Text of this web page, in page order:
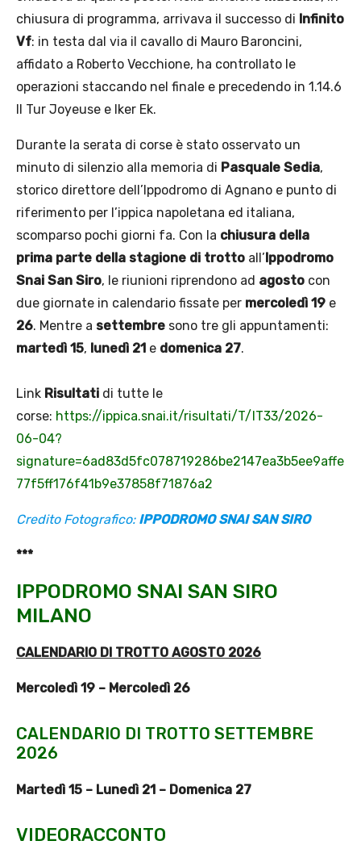
chiusura di programma, arrivava il successo di Infinito
Vf: in testa dal via il cavallo di Mauro Baroncini,
affidato a Roberto Vecchione, ha controllato le
operazioni staccando nel finale e precedendo in 1.14.6
Il Tur Joyeuse e Iker Ek.
Durante la serata di corse è stato osservato un
minuto di silenzio alla memoria di Pasquale Sedia,
storico direttore dell’Ippodromo di Agnano e punto di
riferimento per l’ippica napoletana ed italiana,
scomparso pochi giorni fa. Con la chiusura della
prima parte della stagione di trotto all’Ippodromo
Snai San Siro, le riunioni riprendono ad agosto con
due giornate in calendario fissate per mercoledì 19 e
26. Mentre a settembre sono tre gli appuntamenti:
martedì 15, lunedì 21 e domenica 27.
Link Risultati di tutte le
corse: https://ippica.snai.it/risultati/T/IT33/2026-
06-04?
signature=6ad83d5fc078719286be2147ea3b5ee9affe
77f5ff176f41b9e37858f71876a2
Credito Fotografico: IPPODROMO SNAI SAN SIRO
***
IPPODROMO SNAI SAN SIRO
MILANO
CALENDARIO DI TROTTO AGOSTO 2026
Mercoledì 19 – Mercoledì 26
CALENDARIO DI TROTTO SETTEMBRE
2026
Martedì 15 – Lunedì 21 – Domenica 27
VIDEORACCONTO